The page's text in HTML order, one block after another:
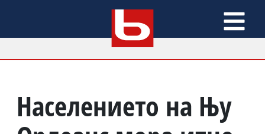
Населението на Њу